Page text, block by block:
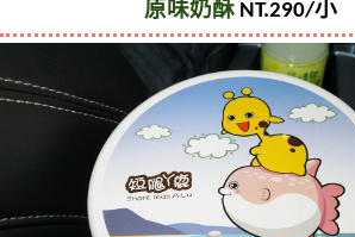
原味奶酥 NT.290/小